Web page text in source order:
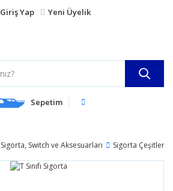
Giriş Yap Yeni Üyelik
Sepetim
Sigorta, Switch ve Aksesuarları Sigorta Çeşitleri